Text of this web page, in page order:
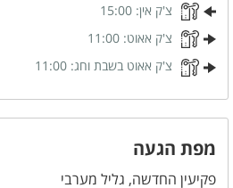
קהל יעד
משפחות
קבוצות
מטבח מאובזר
צ'ק אין: 15:00
צ'ק אאוט: 11:00
צ'ק אאוט בשבת וחג: 11:00
מפת הגעה
פקיעין החדשה, גליל מערבי